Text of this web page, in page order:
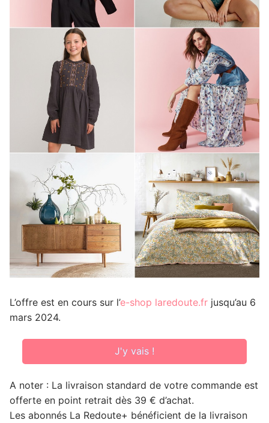
L’offre est en cours sur l’e-shop laredoute.fr jusqu’au 6
mars 2024.
J'y vais !
A noter : La livraison standard de votre commande est
offerte en point retrait dès 39 € d’achat.
Les abonnés La Redoute+ bénéficient de la livraison